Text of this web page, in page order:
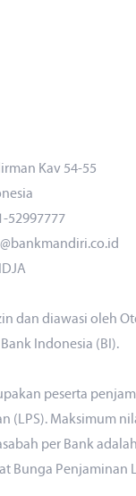
Kav 54-55
52997777
dan diawasi oleh
Indonesia (BI).
peserta
(LPS). Maksimum
per Bank
Bunga Penjaminan